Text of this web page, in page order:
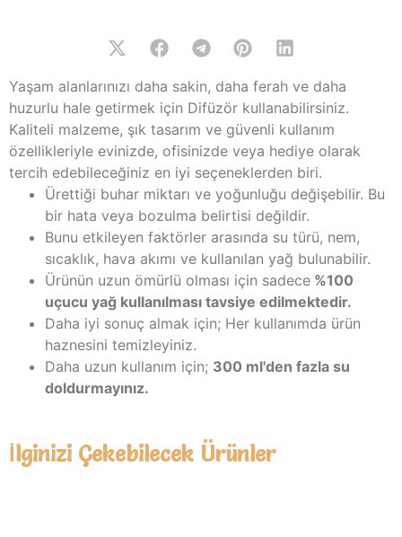
Yaşam alanlarınızı daha sakin, daha ferah ve daha
huzurlu hale getirmek için Difüzör kullanabilirsiniz.
Kaliteli malzeme, şık tasarım ve güvenli kullanım
özellikleriyle evinizde, ofisinizde veya hediye olarak
tercih edebileceğiniz en iyi seçeneklerden biri.
Ürettiği buhar miktarı ve yoğunluğu değişebilir. Bu
bir hata veya bozulma belirtisi değildir.
Bunu etkileyen faktörler arasında su türü, nem,
sıcaklık, hava akımı ve kullanılan yağ bulunabilir.
Ürünün uzun ömürlü olması için sadece %100
uçucu yağ kullanılması tavsiye edilmektedir.
Daha iyi sonuç almak için; Her kullanımda ürün
haznesini temizleyiniz.
Daha uzun kullanım için; 300 ml'den fazla su
doldurmayınız.
İlginizi Çekebilecek Ürünler